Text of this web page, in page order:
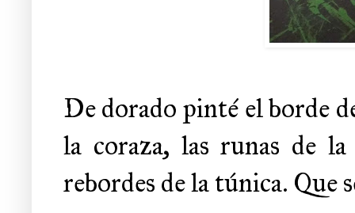
De dorado pinté el borde
la coraza, las runas de
rebordes de la túnica. Que